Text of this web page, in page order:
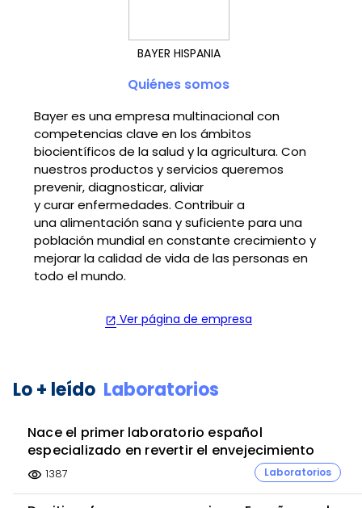
BAYER HISPANIA
Quiénes somos
Bayer es una empresa multinacional con
competencias clave en los ámbitos
biocientíficos de la salud y la agricultura. Con
nuestros productos y servicios queremos
prevenir, diagnosticar, aliviar
y curar enfermedades. Contribuir a
una alimentación sana y suficiente para una
población mundial en constante crecimiento y
mejorar la calidad de vida de las personas en
todo el mundo.
open_in_new Ver página de empresa
Lo + leído Laboratorios
Nace el primer laboratorio español
especializado en revertir el envejecimiento
visibility 1387 Laboratorios